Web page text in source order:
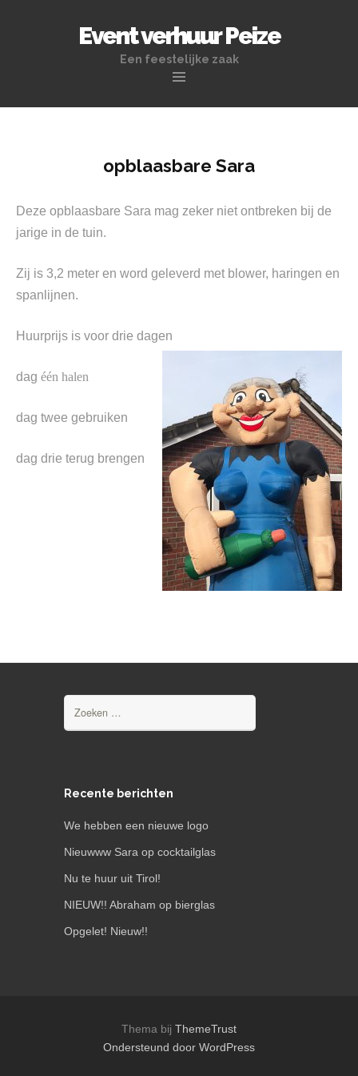
Event verhuur Peize
Een feestelijke zaak
springen
opblaasbare Sara
Deze opblaasbare Sara mag zeker niet ontbreken bij de
jarige in de tuin.
Zij is 3,2 meter en word geleverd met blower, haringen en
spanlijnen.
Huurprijs is voor drie dagen
dag één halen
dag twee gebruiken
dag drie terug brengen
Recente berichten
We hebben een nieuwe logo
Nieuwww Sara op cocktailglas
Nu te huur uit Tirol!
NIEUW!! Abraham op bierglas
Opgelet! Nieuw!!
Thema bij ThemeTrust
Ondersteund door WordPress